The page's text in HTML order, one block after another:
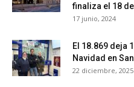
finaliza el 18
17 junio, 2024
El 18.869 deja
Navidad en
22 diciembre, 2025